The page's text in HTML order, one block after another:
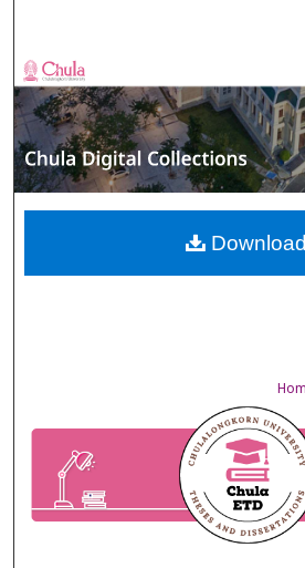
Browse
My
About
Digital Commons
Download